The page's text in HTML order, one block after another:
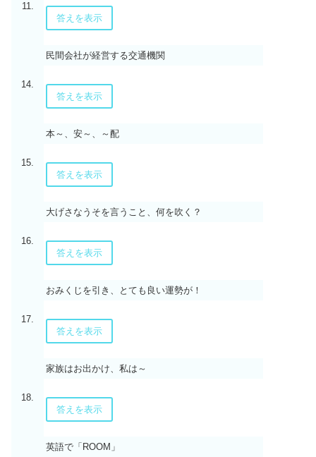
11.
答えを表示
14.
民間会社が経営する交通機関
答えを表示
15.
本～、安～、～配
答えを表示
16.
大げさなうそを言うこと、何を吹く？
答えを表示
17.
おみくじを引き、とても良い運勢が！
答えを表示
18.
家族はお出かけ、私は～
答えを表示
英語で「ROOM」